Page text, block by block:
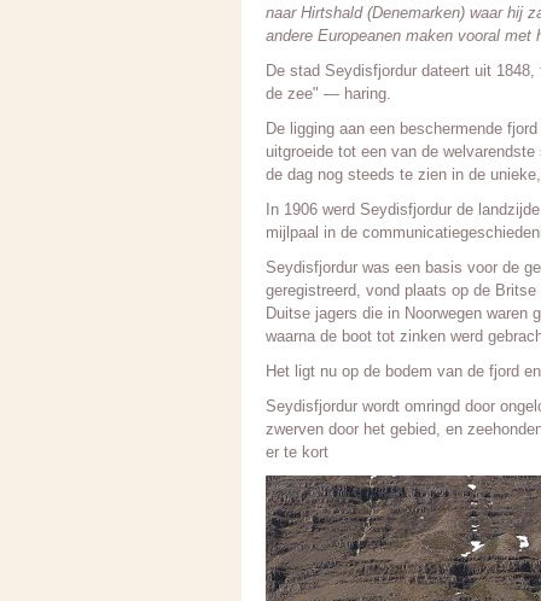
naar Hirtshald (Denemarken) waar hij
andere Europeanen maken vooral
De stad Seydisfjordur dateert uit
de zee" — haring.
De ligging aan een beschermende
uitgroeide tot een van de
de dag nog steeds te zien in de
In 1906 werd Seydisfjordur de
mijlpaal in de
Seydisfjordur was een basis voor de
geregistreerd, vond plaats op de
Duitse jagers die in Noorwegen
waarna de boot tot zinken werd
Het ligt nu op de bodem van de fjord
Seydisfjordur wordt omringd door
zwerven door het gebied, en
er te kort